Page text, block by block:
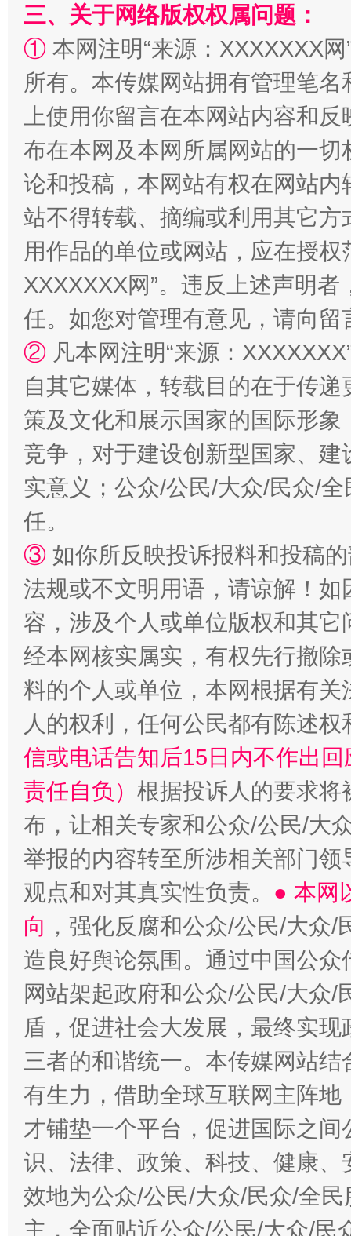
“蜀中异人”王建安的艺术幻境
三、关于网络版权权属问题：
① 本网注明“来源：XXXXXXX
所有。本传媒网站拥有管理笔
上使用你留言在本网站内容和
布在本网及本网所属网站的一
论和投稿，本网站有权在网站
站不得转载、摘编或利用其它
用作品的单位或网站，应在授
XXXXXXX网”。违反上述声明
任。如您对管理有意见，请向
② 凡本网注明“来源：
自其它媒体，转载目的在于传
策及文化和展示国家的国际形
竞争，对于建设创新型国家、
实意义；公众/公民/大众/民众/
任。
③ 如你所反映投诉报料和投稿
法规或不文明用语，请谅解！
容，涉及个人或单位版权和其它
经本网核实属实，有权先行撤
料的个人或单位，本网根据有
人的权利，任何公民都有陈述
信或电话告知后15日内不作出
责任自负） 根据投诉人的要求将
布，让相关专家和公众/公民/大
举报的内容转至所涉相关部门
观点和对其真实性负责。 ● 本网
向 ，强化反腐和公众/公民/大众
造良好舆论氛围。通过中国公
网站架起政府和公众/公民/大众
盾，促进社会大发展，最终实
三者的和谐统一。本传媒网站
有生力，借助全球互联网主阵
才铺垫一个平台，促进国际之
识、法律、政策、科技、健康
效地为公众/公民/大众/民众/全
主，全面贴近公众/公民/大众/民